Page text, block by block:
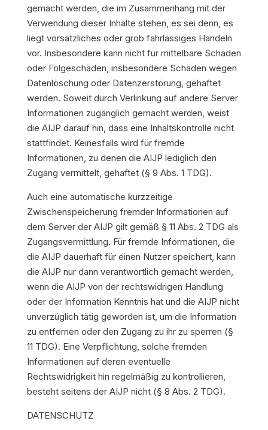
gemacht werden, die im Zusammenhang mit der
Verwendung dieser Inhalte stehen, es sei denn, es
liegt vorsätzliches oder grob fahrlässiges Handeln
vor. Insbesondere kann nicht für mittelbare Schäden
oder Folgeschäden, insbesondere Schäden wegen
Datenlöschung oder Datenzerstörung, gehaftet
werden. Soweit durch Verlinkung auf andere Server
Informationen zugänglich gemacht werden, weist
die AIJP darauf hin, dass eine Inhaltskontrolle nicht
stattfindet. Keinesfalls wird für fremde
Informationen, zu denen die AIJP lediglich den
Zugang vermittelt, gehaftet (§ 9 Abs. 1 TDG).
Auch eine automatische kurzzeitige
Zwischenspeicherung fremder Informationen auf
dem Server der AIJP gilt gemäß § 11 Abs. 2 TDG als
Zugangsvermittlung. Für fremde Informationen, die
die AIJP dauerhaft für einen Nutzer speichert, kann
die AIJP nur dann verantwortlich gemacht werden,
wenn die AIJP von der rechtswidrigen Handlung
oder der Information Kenntnis hat und die AIJP nicht
unverzüglich tätig geworden ist, um die Information
zu entfernen oder den Zugang zu ihr zu sperren (§
11 TDG). Eine Verpflichtung, solche fremden
Informationen auf deren eventuelle
Rechtswidrigkeit hin regelmäßig zu kontrollieren,
besteht seitens der AIJP nicht (§ 8 Abs. 2 TDG).
DATENSCHUTZ